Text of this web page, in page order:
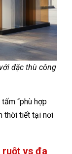
đặc thù công
“phù hợp
thời tiết tại nơi
ruột vs đa